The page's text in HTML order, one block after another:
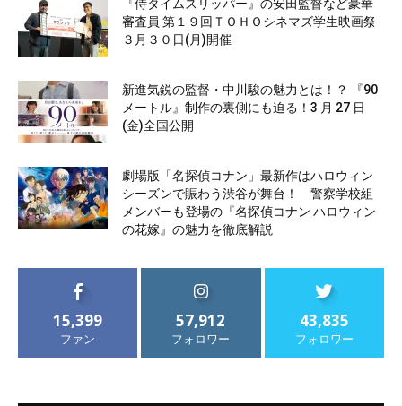
『侍タイムスリッパー』の安田監督など豪華
審査員 第１９回ＴＯＨＯシネマズ学生映画祭
３月３０日(月)開催
新進気鋭の監督・中川駿の魅力とは！？ 『90
メートル』制作の裏側にも迫る！3 月 27 日
(金)全国公開
劇場版「名探偵コナン」最新作はハロウィン
シーズンで賑わう渋谷が舞台！ 警察学校組
メンバーも登場の『名探偵コナン ハロウィン
の花嫁』の魅力を徹底解説
15,399
ファン
57,912
フォロワー
43,835
フォロワー